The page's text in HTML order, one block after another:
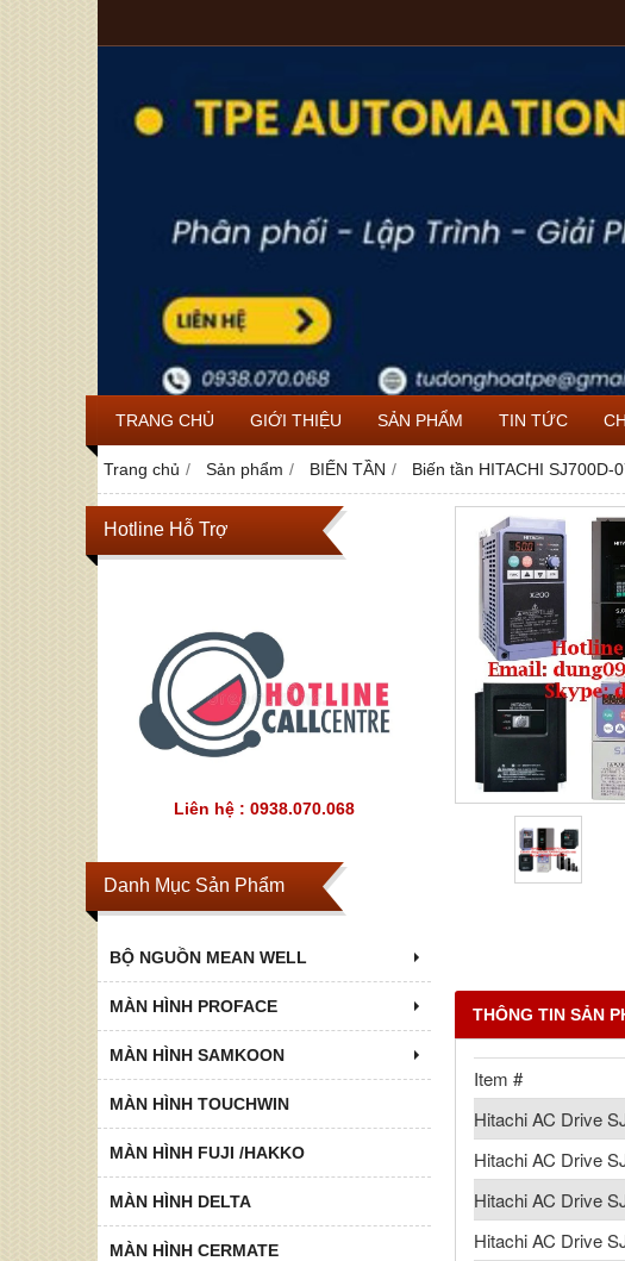
TRANG CHỦ GIỚI THIỆU SẢN PHẨM TIN TỨC
Trang chủ Sản phẩm BIẾN TẦN Biến tần HITACHI SJ700D-
Hotline Hỗ Trợ
Liên hệ : 0938.070.068
Danh Mục Sản Phẩm
BỘ NGUỒN MEAN WELL
MÀN HÌNH PROFACE
MÀN HÌNH SAMKOON
MÀN HÌNH TOUCHWIN
MÀN HÌNH FUJI /HAKKO
MÀN HÌNH DELTA
MÀN HÌNH CERMATE
THÔNG TIN SẢN
Item #
Hitachi AC Drive
Hitachi AC Drive
Hitachi AC Drive
Hitachi AC Drive